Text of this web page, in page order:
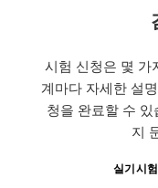
시험 신청은 몇 가
계마다 자세한 설
청을 완료할 수
지
실기시